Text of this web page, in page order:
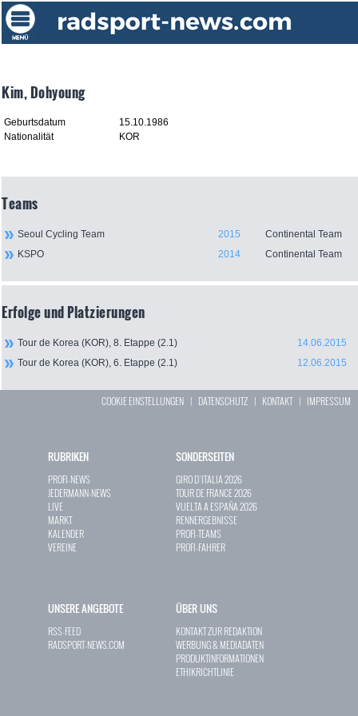
Kim, Dohyoung
Geburtsdatum
15.10.1986
Nationalität
KOR
Teams
Seoul Cycling Team 2015
Continental Team
KSPO
2014 Continental Team
Erfolge und Platzierungen
Tour de Korea (KOR), 8. Etappe (2.1)
14.06.2015
Tour de Korea (KOR), 6. Etappe (2.1)
12.06.2015
COOKIE EINSTELLUNGEN | DATENSCHUTZ | KONTAKT| IMPRESSUM
RUBRIKEN
PROFI-NEWS
JEDERMANN-NEWS
LIVE
MARKT
KALENDER
VEREINE
SONDERSEITEN
GIRO D`ITALIA 2026
TOUR DE FRANCE 2026
VUELTA A ESPAÑA 2026
RENNERGEBNISSE
PROFI-TEAMS
PROFI-FAHRER
UNSERE ANGEBOTE
RSS-FEED
RADSPORT-NEWS.COM
ÜBER UNS
KONTAKT ZUR REDAKTION
WERBUNG & MEDIADATEN
PRODUKTINFORMATIONEN
ETHIKRICHTLINIE